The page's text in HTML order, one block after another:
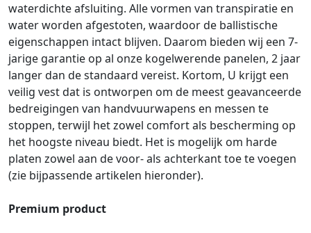
waterdichte afsluiting. Alle vormen van transpiratie en
water worden afgestoten, waardoor de ballistische
eigenschappen intact blijven. Daarom bieden wij een 7-
jarige garantie op al onze kogelwerende panelen, 2 jaar
langer dan de standaard vereist. Kortom, U krijgt een
veilig vest dat is ontworpen om de meest geavanceerde
bedreigingen van handvuurwapens en messen te
stoppen, terwijl het zowel comfort als bescherming op
het hoogste niveau biedt. Het is mogelijk om harde
platen zowel aan de voor- als achterkant toe te voegen
(zie bijpassende artikelen hieronder).
Premium product